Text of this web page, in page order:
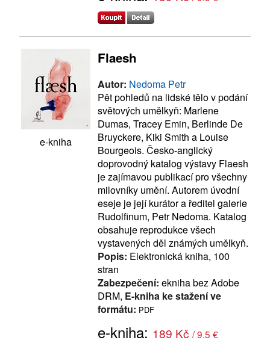
e-kniha
Flaesh
Autor: Nedoma Petr
Pět pohledů na lidské tělo v podání
světových umělkyň: Marlene
Dumas, Tracey Emin, Berlinde De
Bruyckere, Kiki Smith a Louise
Bourgeois. Česko-anglický
doprovodný katalog výstavy Flaesh
je zajímavou publikací pro všechny
milovníky umění. Autorem úvodní
eseje je její kurátor a ředitel galerie
Rudolfinum, Petr Nedoma. Katalog
obsahuje reprodukce všech
vystavených děl známých umělkyň.
Popis: Elektronická kniha, 100
stran
Zabezpečení: ekniha bez Adobe
DRM, E-kniha ke stažení ve
formátu: PDF
e-kniha: 189 Kč / 9.5 €